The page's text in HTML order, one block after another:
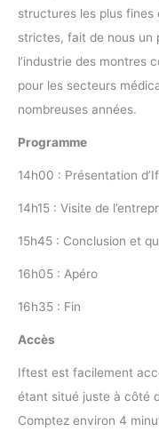
structures les plus fines
strictes, fait de nous un
l’industrie des montres
pour les secteurs
nombreuses années.
Programme
14h00 : Présentation
14h15 : Visite de
15h45 : Conclusion et
16h05 : Apéro
16h35 : Fin
Accès
Iftest est facilement
étant situé juste à côté
Comptez environ 4